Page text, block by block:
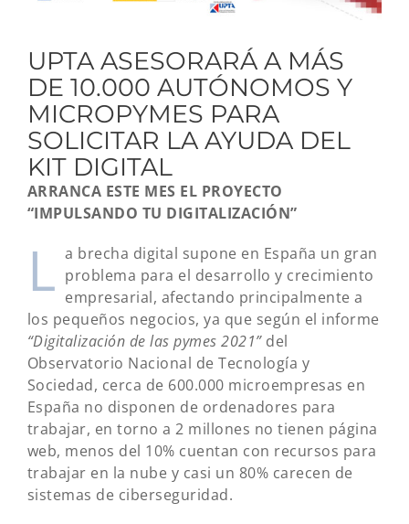
UPTA ASESORARÁ A MÁS
DE 10.000 AUTÓNOMOS Y
MICROPYMES PARA
SOLICITAR LA AYUDA DEL
KIT DIGITAL
ARRANCA ESTE MES EL PROYECTO
“IMPULSANDO TU DIGITALIZACIÓN”
L a brecha digital supone en España un gran
problema para el desarrollo y crecimiento
empresarial, afectando principalmente a
los pequeños negocios, ya que según el informe
“Digitalización de las pymes 2021” del
Observatorio Nacional de Tecnología y
Sociedad, cerca de 600.000 microempresas en
España no disponen de ordenadores para
trabajar, en torno a 2 millones no tienen página
web, menos del 10% cuentan con recursos para
trabajar en la nube y casi un 80% carecen de
sistemas de ciberseguridad.